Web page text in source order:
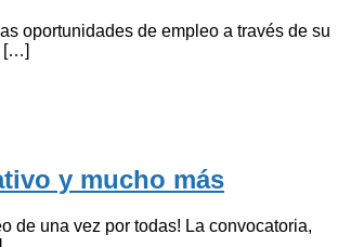
oportunidades de empleo a través de su
[…]
y mucho más
de una vez por todas! La convocatoria,